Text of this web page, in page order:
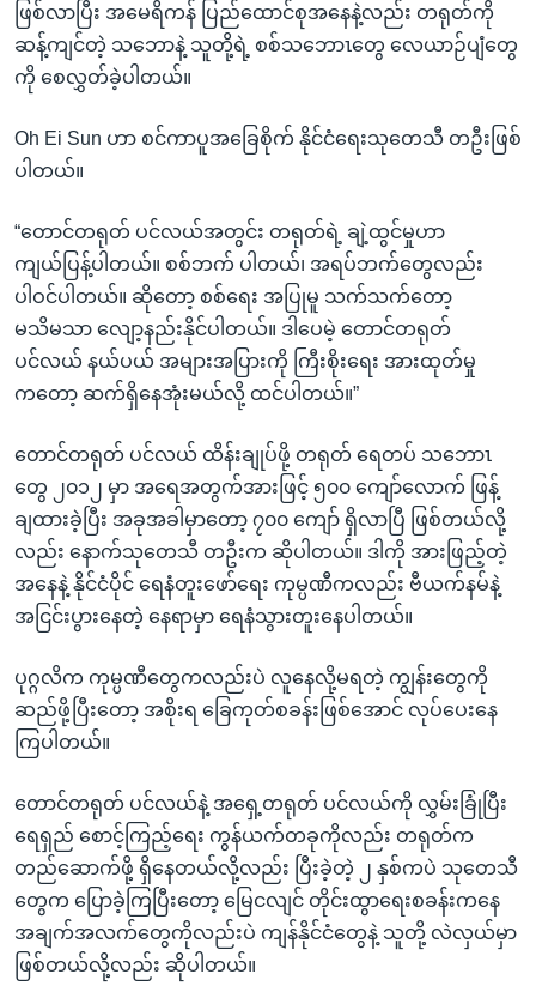
ဖြစ်လာပြီး အမေရိကန် ပြည်ထောင်စုအနေနဲ့လည်း တရုတ်ကို
ဆန့်ကျင်တဲ့ သဘောနဲ့ သူတို့ရဲ့ စစ်သဘောၤတွေ လေယာဉ်ပျံတွေ
ကို စေလွှတ်ခဲ့ပါတယ်။
Oh Ei Sun ဟာ စင်ကာပူအခြေစိုက် နိုင်ငံရေးသုတေသီ တဦးဖြစ်
ပါတယ်။
“တောင်တရုတ် ပင်လယ်အတွင်း တရုတ်ရဲ့ ချဲ့ထွင်မှုဟာ
ကျယ်ပြန့်ပါတယ်။ စစ်ဘက် ပါတယ်၊ အရပ်ဘက်တွေလည်း
ပါဝင်ပါတယ်။ ဆိုတော့ စစ်ရေး အပြုမူ သက်သက်တော့
မသိမသာ လျော့နည်းနိုင်ပါတယ်။ ဒါပေမဲ့ တောင်တရုတ်
ပင်လယ် နယ်ပယ် အများအပြားကို ကြီးစိုးရေး အားထုတ်မှု
ကတော့ ဆက်ရှိနေအုံးမယ်လို့ ထင်ပါတယ်။”
တောင်တရုတ် ပင်လယ် ထိန်းချုပ်ဖို့ တရုတ် ရေတပ် သဘောၤ
တွေ ၂၀၁၂ မှာ အရေအတွက်အားဖြင့် ၅၀၀ ကျော်လောက် ဖြန့်
ချထားခဲ့ပြီး အခုအခါမှာတော့ ၇၀၀ ကျော် ရှိလာပြီ ဖြစ်တယ်လို့
လည်း နောက်သုတေသီ တဦးက ဆိုပါတယ်။ ဒါကို အားဖြည့်တဲ့
အနေနဲ့ နိုင်ငံပိုင် ရေနံတူးဖော်ရေး ကုမ္ပဏီကလည်း ဗီယက်နမ်နဲ့
အငြင်းပွားနေတဲ့ နေရာမှာ ရေနံသွားတူးနေပါတယ်။
ပုဂ္ဂလိက ကုမ္ပဏီတွေကလည်းပဲ လူနေလို့မရတဲ့ ကျွန်းတွေကို
ဆည်ဖို့ပြီးတော့ အစိုးရ ခြေကုတ်စခန်းဖြစ်အောင် လုပ်ပေးနေ
ကြပါတယ်။
တောင်တရုတ် ပင်လယ်နဲ့ အရှေ့တရုတ် ပင်လယ်ကို လွှမ်းခြုံပြီး
ရေရှည် စောင့်ကြည့်ရေး ကွန်ယက်တခုကိုလည်း တရုတ်က
တည်ဆောက်ဖို့ ရှိနေတယ်လို့လည်း ပြီးခဲ့တဲ့ ၂ နှစ်ကပဲ သုတေသီ
တွေက ပြောခဲ့ကြပြီးတော့ မြေငလျင် တိုင်းထွာရေးစခန်းကနေ
အချက်အလက်တွေကိုလည်းပဲ ကျန်နိုင်ငံတွေနဲ့ သူတို့ လဲလှယ်မှာ
ဖြစ်တယ်လို့လည်း ဆိုပါတယ်။